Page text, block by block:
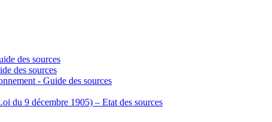
des sources
des sources
- Guide des sources
du 9 décembre 1905) – Etat des sources